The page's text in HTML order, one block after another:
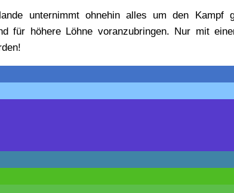
unternimmt ohnehin alles um den
für höhere Löhne voranzubringen. Nur mit